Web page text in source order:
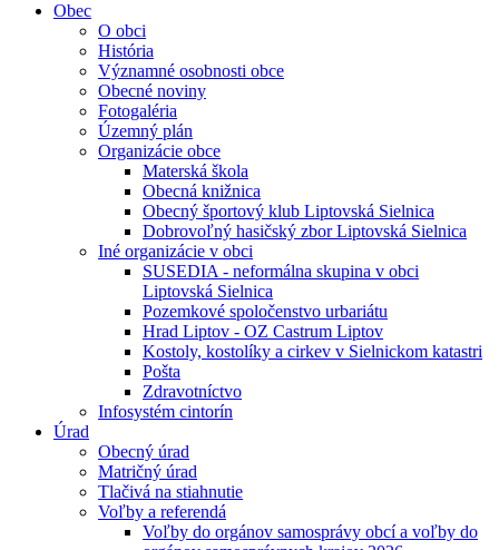
Obec
O obci
História
Významné osobnosti obce
Obecné noviny
Fotogaléria
Územný plán
Organizácie obce
Materská škola
Obecná knižnica
Obecný športový klub Liptovská Sielnica
Dobrovoľný hasičský zbor Liptovská Sielnica
Iné organizácie v obci
SUSEDIA - neformálna skupina v obci
Liptovská Sielnica
Pozemkové spoločenstvo urbariátu
Hrad Liptov - OZ Castrum Liptov
Kostoly, kostolíky a cirkev v Sielnickom katastri
Pošta
Zdravotníctvo
Infosystém cintorín
Úrad
Obecný úrad
Matričný úrad
Tlačivá na stiahnutie
Voľby a referendá
Voľby do orgánov samosprávy obcí a voľby do